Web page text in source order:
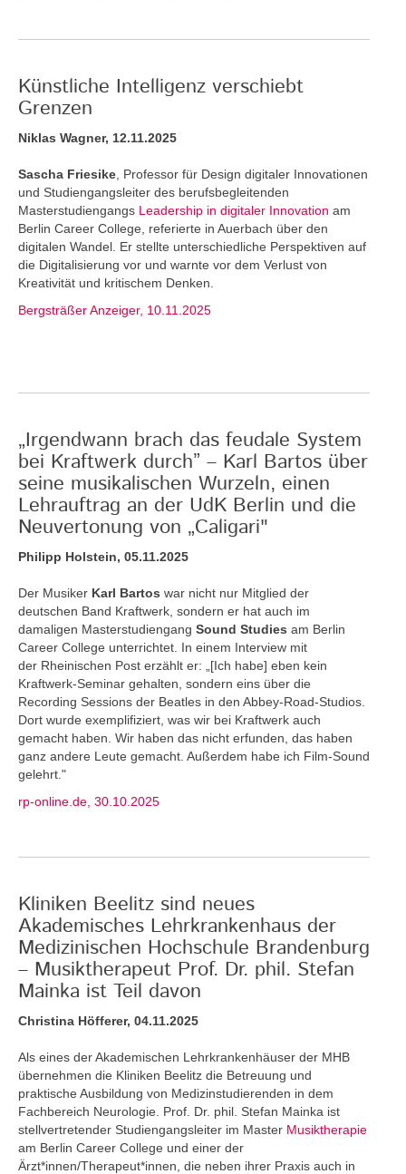
Künstliche Intelligenz verschiebt
Grenzen
Niklas Wagner, 12.11.2025
Sascha Friesike , Professor für Design digitaler Innovationen
und Studiengangsleiter des berufsbegleitenden
Masterstudiengangs Leadership in digitaler Innovation am
Berlin Career College, referierte in Auerbach über den
digitalen Wandel. Er stellte unterschiedliche Perspektiven auf
die Digitalisierung vor und warnte vor dem Verlust von
Kreativität und kritischem Denken.
Bergsträßer Anzeiger, 10.11.2025
„Irgendwann brach das feudale System
bei Kraftwerk durch” – Karl Bartos über
seine musikalischen Wurzeln, einen
Lehrauftrag an der UdK Berlin und die
Neuvertonung von „Caligari"
Philipp Holstein, 05.11.2025
Der Musiker Karl Bartos war nicht nur Mitglied der
deutschen Band Kraftwerk, sondern er hat auch im
damaligen Masterstudiengang Sound Studies am Berlin
Career College unterrichtet. In einem Interview mit
der Rheinischen Post erzählt er: „[Ich habe] eben kein
Kraftwerk-Seminar gehalten, sondern eins über die
Recording Sessions der Beatles in den Abbey-Road-Studios.
Dort wurde exemplifiziert, was wir bei Kraftwerk auch
gemacht haben. Wir haben das nicht erfunden, das haben
ganz andere Leute gemacht. Außerdem habe ich Film-Sound
gelehrt."
rp-online.de, 30.10.2025
Kliniken Beelitz sind neues
Akademisches Lehrkrankenhaus der
Medizinischen Hochschule Brandenburg
– Musiktherapeut Prof. Dr. phil. Stefan
Mainka ist Teil davon
Christina Höfferer, 04.11.2025
Als eines der Akademischen Lehrkrankenhäuser der MHB
übernehmen die Kliniken Beelitz die Betreuung und
praktische Ausbildung von Medizinstudierenden in dem
Fachbereich Neurologie. Prof. Dr. phil. Stefan Mainka ist
stellvertretender Studiengangsleiter im Master Musiktherapie
am Berlin Career College und einer der
Ärzt*innen/Therapeut*innen, die neben ihrer Praxis auch in